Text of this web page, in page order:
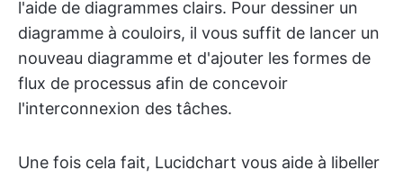
l'aide de diagrammes clairs. Pour dessiner un
diagramme à couloirs, il vous suffit de lancer un
nouveau diagramme et d'ajouter les formes de
flux de processus afin de concevoir
l'interconnexion des tâches.
Une fois cela fait, Lucidchart vous aide à libeller